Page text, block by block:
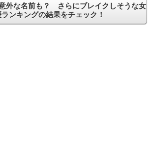
外な名前も？ さらにブレイクしそうな女
ンキングの結果をチェック！